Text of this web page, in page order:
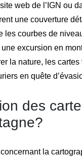
web de l’IGN ou
une couverture
les courbes de
excursion en
la nature, les
en quête
des
la